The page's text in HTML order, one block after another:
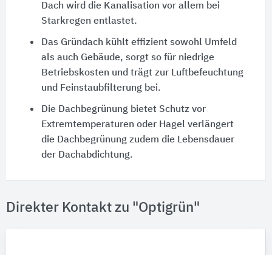
Dach wird die Kanalisation vor allem bei
Starkregen entlastet.
Das Gründach kühlt effizient sowohl Umfeld
als auch Gebäude, sorgt so für niedrige
Betriebskosten und trägt zur Luftbefeuchtung
und Feinstaubfilterung bei.
Die Dachbegrünung bietet Schutz vor
Extremtemperaturen oder Hagel verlängert
die Dachbegrünung zudem die Lebensdauer
der Dachabdichtung.
Direkter Kontakt zu "Optigrün"